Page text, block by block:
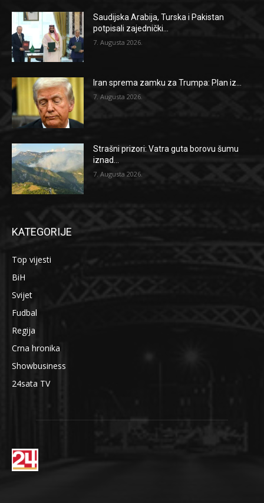
Saudijska Arabija, Turska i Pakistan
potpisali zajednički...
7. Augusta 2026.
Iran sprema zamku za Trumpa: Plan iz...
7. Augusta 2026.
Strašni prizori: Vatra guta borovu šumu
iznad...
7. Augusta 2026.
KATEGORIJE
Top vijesti
BiH
Svijet
Fudbal
Regija
Crna hronika
Showbusiness
24sata TV